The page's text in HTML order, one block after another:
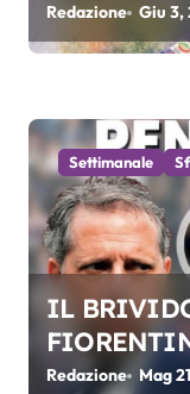
i
c
o
l
i
Redazione Giu 3,
Settimanale
IL
05-2026
Redazione Mag